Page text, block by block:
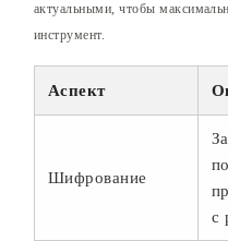
актуальными, чтобы
инструмент.
Аспект
Шифрование
с